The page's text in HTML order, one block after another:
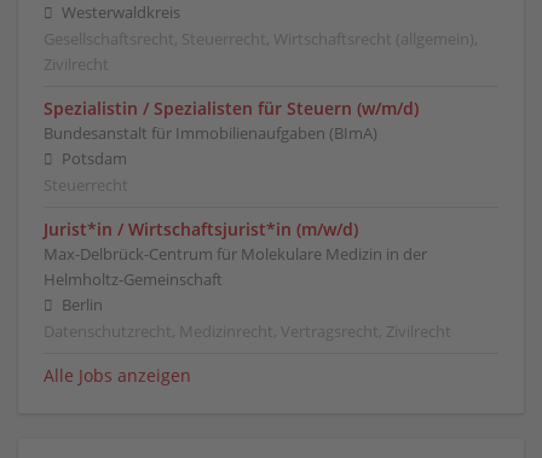
Westerwaldkreis
Gesellschaftsrecht, Steuerrecht, Wirtschaftsrecht (allgemein),
Zivilrecht
Spezialistin / Spezialisten für Steuern (w/m/d)
Bundesanstalt für Immobilienaufgaben (BImA)
Potsdam
Steuerrecht
Jurist*in / Wirtschafts­jurist*in (m/w/d)
Max-Delbrück-Centrum für Molekulare Medizin in der
Helmholtz-Gemeinschaft
Berlin
Datenschutzrecht, Medizinrecht, Vertragsrecht, Zivilrecht
Alle Jobs anzeigen